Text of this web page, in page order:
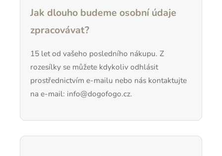
Jak dlouho budeme osobní údaje
zpracovávat?
15 let od vašeho posledního nákupu. Z
rozesílky se můžete kdykoliv odhlásit
prostřednictvím e-mailu nebo nás kontaktujte
na e-mail: info@dogofogo.cz.